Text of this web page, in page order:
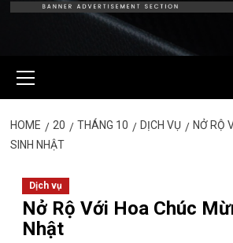
Menu
HOME 20 THÁNG 10 DỊCH VỤ
NỞ RỘ
SINH NHẬT
Dịch vụ
Nở Rộ Với Hoa Chúc
Nhật